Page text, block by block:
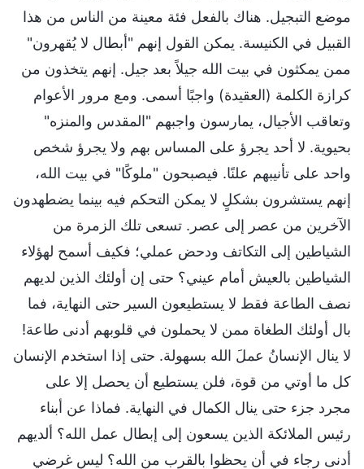
موضع التبجيل. هناك بالفعل فئة معينة من الناس من هذا
القبيل في الكنيسة. يمكن القول إنهم "أبطال لا يُقهرون"
ممن يمكثون في بيت الله جيلاً بعد جيل. إنهم يتخذون من
كرازة الكلمة (العقيدة) واجبًا أسمى. ومع مرور الأعوام
وتعاقب الأجيال، يمارسون واجبهم "المقدس والمنزه"
بحيوية. لا أحد يجرؤ على المساس بهم ولا يجرؤ شخص
واحد على تأنيبهم علنًا. فيصبحون "ملوكًا" في بيت الله،
إنهم يستشرون بشكلٍ لا يمكن التحكم فيه بينما يضطهدون
الآخرين من عصر إلى عصر. تسعى تلك الزمرة من
الشياطين إلى التكاتف ودحض عملي؛ فكيف أسمح لهؤلاء
الشياطين بالعيش أمام عيني؟ حتى إن أولئك الذين لديهم
نصف الطاعة فقط لا يستطيعون السير حتى النهاية، فما
بال أولئك الطغاة ممن لا يحملون في قلوبهم أدنى طاعة!
لا ينال الإنسانُ عملَ الله بسهولة. حتى إذا استخدم الإنسان
كل ما أوتي من قوة، فلن يستطيع أن يحصل إلا على
مجرد جزء حتى ينال الكمال في النهاية. فماذا عن أبناء
رئيس الملائكة الذين يسعون إلى إبطال عمل الله؟ ألديهم
أدنى رجاء في أن يحظوا بالقرب من الله؟ ليس غرضي